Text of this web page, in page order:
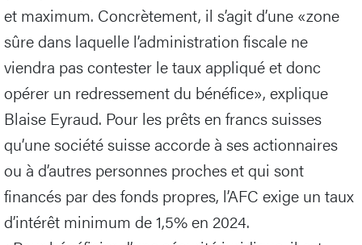
et maximum. Concrètement, il s’agit d’une «zone
sûre dans laquelle l’administration fiscale ne
viendra pas contester le taux appliqué et donc
opérer un redressement du bénéfice», explique
Blaise Eyraud. Pour les prêts en francs suisses
qu’une société suisse accorde à ses actionnaires
ou à d’autres personnes proches et qui sont
financés par des fonds propres, l’AFC exige un taux
d’intérêt minimum de 1,5% en 2024.